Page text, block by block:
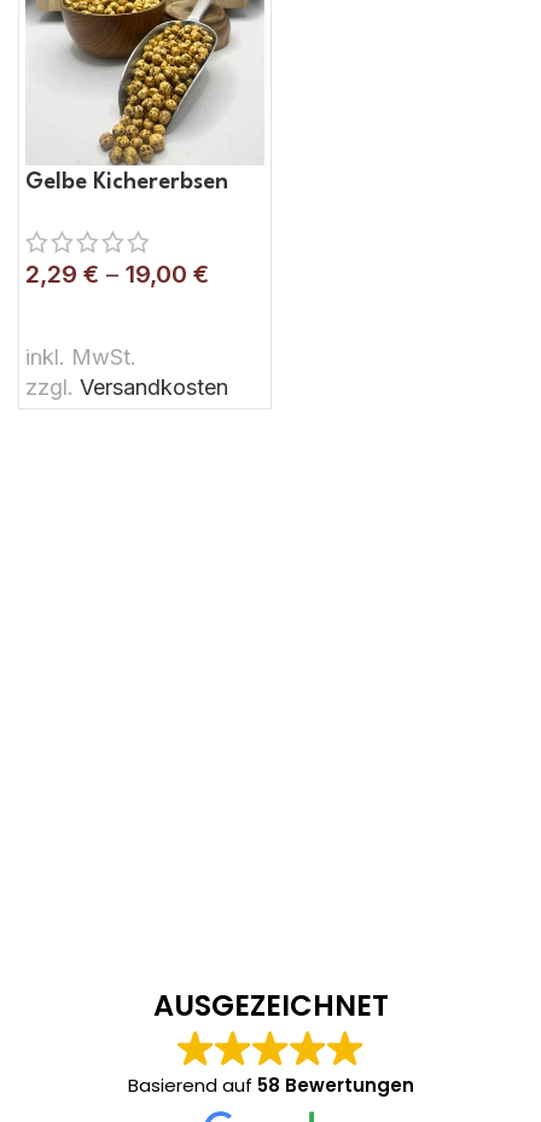
Gelbe Kichererbsen
2,29 € – 19,00 €
inkl. MwSt.
zzgl. Versandkosten
AUSGEZEICHNET
Basierend auf 58 Bewertungen